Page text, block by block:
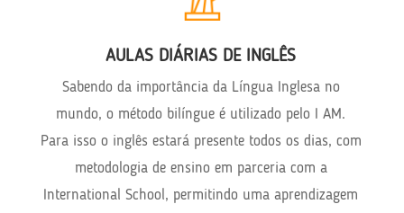
AULAS DIÁRIAS DE INGLÊS
Sabendo da importância da Língua Inglesa no
mundo, o método bilíngue é utilizado pelo I AM.
Para isso o inglês estará presente todos os dias, com
metodologia de ensino em parceria com a
International School, permitindo uma aprendizagem